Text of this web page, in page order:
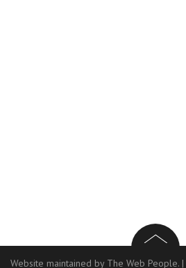
Website maintained by The Web People. |